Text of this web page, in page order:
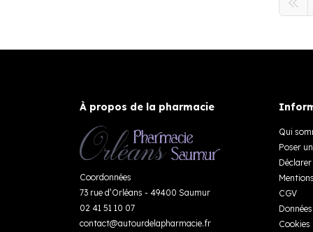
À propos de la pharmacie
Coordonnées
73 rue d’Orléans - 49400 Saumur
02 41 51 10 07
contact@autourdelapharmacie.fr
Qui
Poser
CGV
Cookies